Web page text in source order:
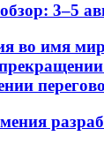
3–5
во имя